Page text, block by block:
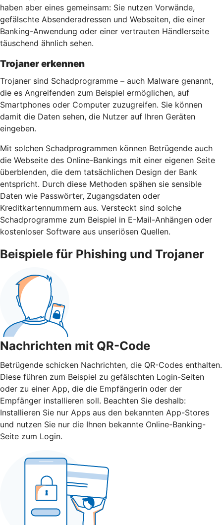
haben aber eines gemeinsam: Sie nutzen Vorwände,
gefälschte Absenderadressen und Webseiten, die einer
Banking-Anwendung oder einer vertrauten Händlerseite
täuschend ähnlich sehen.
Trojaner erkennen
Trojaner sind Schadprogramme – auch Malware genannt,
die es Angreifenden zum Beispiel ermöglichen, auf
Smartphones oder Computer zuzugreifen. Sie können
damit die Daten sehen, die Nutzer auf Ihren Geräten
eingeben.
Mit solchen Schadprogrammen können Betrügende auch
die Webseite des Online-Bankings mit einer eigenen Seite
überblenden, die dem tatsächlichen Design der Bank
entspricht. Durch diese Methoden spähen sie sensible
Daten wie Passwörter, Zugangsdaten oder
Kreditkartennummern aus. Versteckt sind solche
Schadprogramme zum Beispiel in E-Mail-Anhängen oder
kostenloser Software aus unseriösen Quellen.
Beispiele für Phishing und Trojaner
Nachrichten mit QR-Code
Betrügende schicken Nachrichten, die QR-Codes enthalten.
Diese führen zum Beispiel zu gefälschten Login-Seiten
oder zu einer App, die die Empfängerin oder der
Empfänger installieren soll. Beachten Sie deshalb:
Installieren Sie nur Apps aus den bekannten App-Stores
und nutzen Sie nur die Ihnen bekannte Online-Banking-
Seite zum Login.